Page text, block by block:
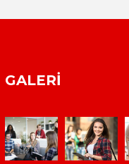
GALERI